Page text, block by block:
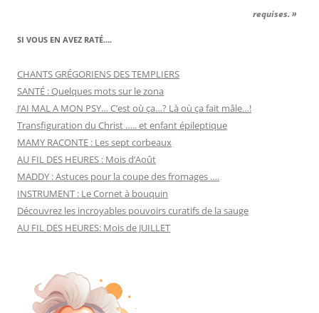
requises. »
SI VOUS EN AVEZ RATÉ….
CHANTS GRÉGORIENS DES TEMPLIERS
SANTÉ : Quelques mots sur le zona
J’AI MAL A MON PSY… C’est où ça…? Là où ça fait mâle…!
Transfiguration du Christ ….. et enfant épileptique
MAMY RACONTE : Les sept corbeaux
AU FIL DES HEURES : Mois d’Août
MADDY : Astuces pour la coupe des fromages ….
INSTRUMENT : Le Cornet à bouquin
Découvrez les incroyables pouvoirs curatifs de la sauge
AU FIL DES HEURES: Mois de JUILLET